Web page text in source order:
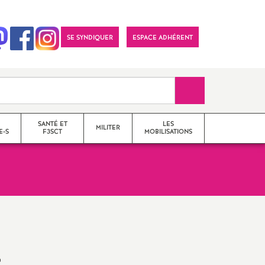
SE SYNDIQUER ESPACE ADHÉRENT
S
SANTÉ ET
F3SCT
MILITER
LES
MOBILISATIONS